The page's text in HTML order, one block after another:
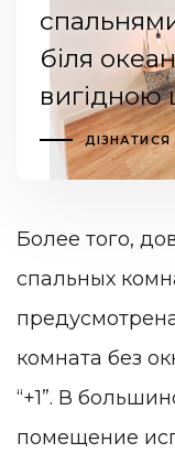
біля
вигідною
ДІЗНАТИСЯ
Более того,
спальных
комната без
“+1”. В
помещение